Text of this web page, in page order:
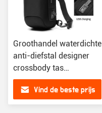
Groothandel waterdichte
anti-diefstal designer
crossbody tas
aangepast logo USB-
sling tassen voor
mannen enkel schouder
Vind de beste prijs